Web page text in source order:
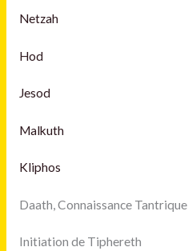
Netzah
Hod
Jesod
Malkuth
Kliphos
Daath, Connaissance Tantrique
Initiation de Tiphereth